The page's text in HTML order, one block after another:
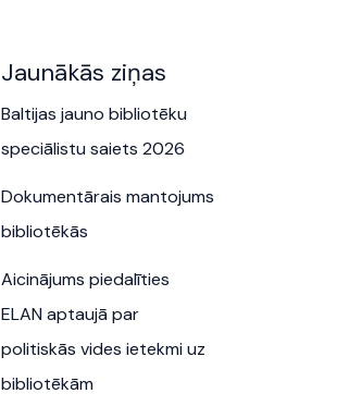
Jaunākās ziņas
Baltijas jauno bibliotēku
speciālistu saiets 2026
Dokumentārais mantojums
bibliotēkās
Aicinājums piedalīties
ELAN aptaujā par
politiskās vides ietekmi uz
bibliotēkām